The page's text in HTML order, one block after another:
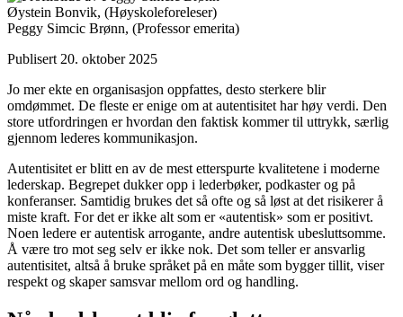
Øystein Bonvik, (Høyskoleforeleser)
Peggy Simcic Brønn, (Professor emerita)
Publisert 20. oktober 2025
Jo mer ekte en organisasjon oppfattes, desto sterkere blir
omdømmet. De fleste er enige om at autentisitet har høy verdi. Den
store utfordringen er hvordan den faktisk kommer til uttrykk, særlig
gjennom lederes kommunikasjon.
Autentisitet er blitt en av de mest etterspurte kvalitetene i moderne
lederskap. Begrepet dukker opp i lederbøker, podkaster og på
konferanser. Samtidig brukes det så ofte og så løst at det risikerer å
miste kraft. For det er ikke alt som er «autentisk» som er positivt.
Noen ledere er autentisk arrogante, andre autentisk ubesluttsomme.
Å være tro mot seg selv er ikke nok. Det som teller er ansvarlig
autentisitet, altså å bruke språket på en måte som bygger tillit, viser
respekt og skaper samsvar mellom ord og handling.